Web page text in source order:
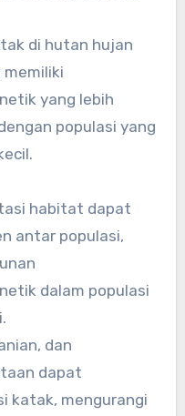
di hutan hujan
memiliki
yang lebih
populasi yang
habitat dapat
antar populasi,
dalam populasi
dan
dapat
katak, mengurangi